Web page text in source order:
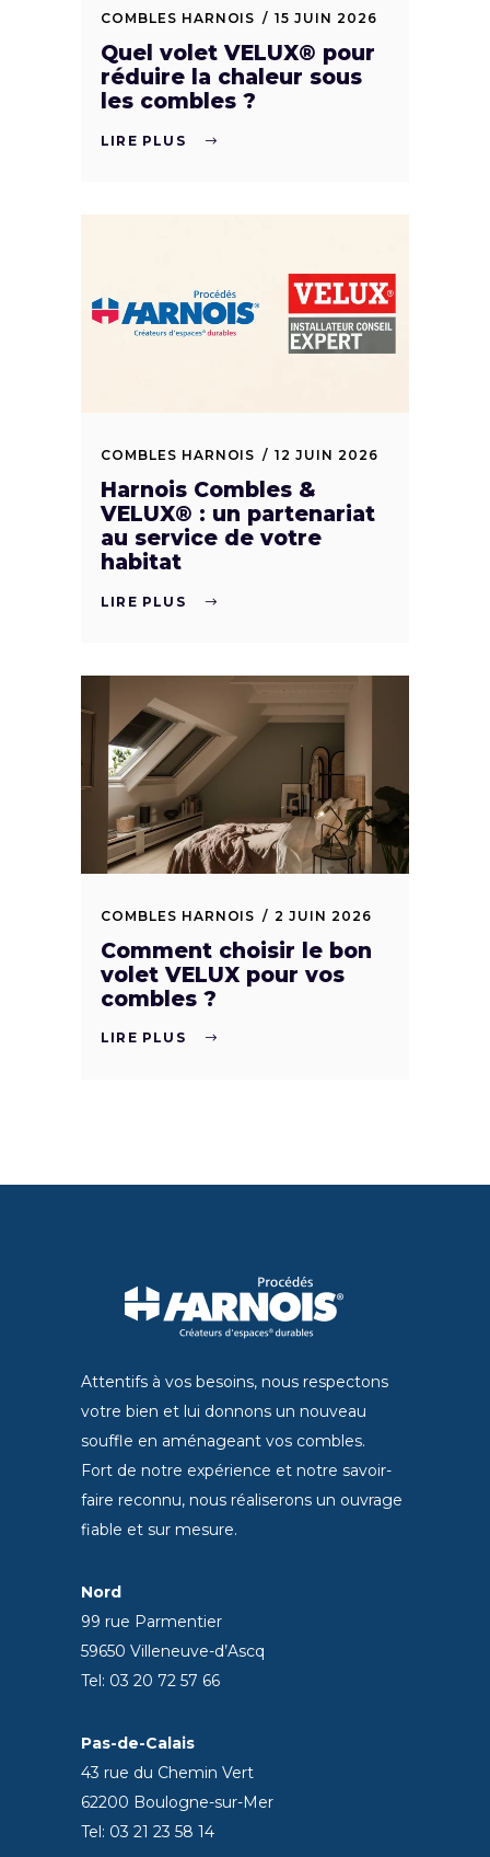
COMBLES HARNOIS 15 JUIN 2026
Quel volet VELUX® pour
réduire la chaleur sous
les combles ?
LIRE PLUS
COMBLES HARNOIS 12 JUIN 2026
Harnois Combles &
VELUX® : un partenariat
au service de votre
habitat
LIRE PLUS
COMBLES HARNOIS 2 JUIN 2026
Comment choisir le bon
volet VELUX pour vos
combles ?
LIRE PLUS
Attentifs à vos besoins, nous respectons
votre bien et lui donnons un nouveau
souffle en aménageant vos combles.
Fort de notre expérience et notre savoir-
faire reconnu, nous réaliserons un ouvrage
fiable et sur mesure.
Nord
99 rue Parmentier
59650 Villeneuve-d’Ascq
Tel: 03 20 72 57 66
Pas-de-Calais
43 rue du Chemin Vert
62200 Boulogne-sur-Mer
Tel: 03 21 23 58 14